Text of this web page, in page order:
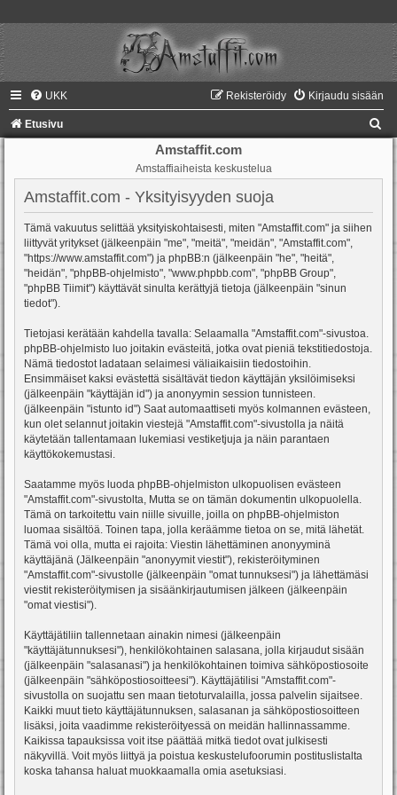
UKK Kirjaudu sisään
Rekisteröidy
Etusivu
Amstaffit.com
Amstaffiaiheista keskustelua
Amstaffit.com - Yksityisyyden suoja
Tämä vakuutus selittää yksityiskohtaisesti, miten "Amstaffit.com" ja siihen
liittyvät yritykset (jälkeenpäin "me", "meitä", "meidän", "Amstaffit.com",
"https://www.amstaffit.com") ja phpBB:n (jälkeenpäin "he", "heitä",
"heidän", "phpBB-ohjelmisto", "www.phpbb.com", "phpBB Group",
"phpBB Tiimit") käyttävät sinulta kerättyjä tietoja (jälkeenpäin "sinun
tiedot").
Tietojasi kerätään kahdella tavalla: Selaamalla "Amstaffit.com"-sivustoa.
phpBB-ohjelmisto luo joitakin evästeitä, jotka ovat pieniä tekstitiedostoja.
Nämä tiedostot ladataan selaimesi väliaikaisiin tiedostoihin.
Ensimmäiset kaksi evästettä sisältävät tiedon käyttäjän yksilöimiseksi
(jälkeenpäin "käyttäjän id") ja anonyymin session tunnisteen.
(jälkeenpäin "istunto id") Saat automaattiseti myös kolmannen evästeen,
kun olet selannut joitakin viestejä "Amstaffit.com"-sivustolla ja näitä
käytetään tallentamaan lukemiasi vestiketjuja ja näin parantaen
käyttökokemustasi.
Saatamme myös luoda phpBB-ohjelmiston ulkopuolisen evästeen
"Amstaffit.com"-sivustolta, Mutta se on tämän dokumentin ulkopuolella.
Tämä on tarkoitettu vain niille sivuille, joilla on phpBB-ohjelmiston
luomaa sisältöä. Toinen tapa, jolla keräämme tietoa on se, mitä lähetät.
Tämä voi olla, mutta ei rajoita: Viestin lähettäminen anonyyminä
käyttäjänä (Jälkeenpäin "anonyymit viestit"), rekisteröityminen
"Amstaffit.com"-sivustolle (jälkeenpäin "omat tunnuksesi") ja lähettämäsi
viestit rekisteröitymisen ja sisäänkirjautumisen jälkeen (jälkeenpäin
"omat viestisi").
Käyttäjätiliin tallennetaan ainakin nimesi (jälkeenpäin
"käyttäjätunnuksesi"), henkilökohtainen salasana, jolla kirjaudut sisään
(jälkeenpäin "salasanasi") ja henkilökohtainen toimiva sähköpostiosoite
(jälkeenpäin "sähköpostiosoitteesi"). Käyttäjätilisi "Amstaffit.com"-
sivustolla on suojattu sen maan tietoturvalailla, jossa palvelin sijaitsee.
Kaikki muut tieto käyttäjätunnuksen, salasanan ja sähköpostiosoitteen
lisäksi, joita vaadimme rekisteröityessä on meidän hallinnassamme.
Kaikissa tapauksissa voit itse päättää mitkä tiedot ovat julkisesti
näkyvillä. Voit myös liittyä ja poistua keskustelufoorumin postituslistalta
koska tahansa haluat muokkaamalla omia asetuksiasi.